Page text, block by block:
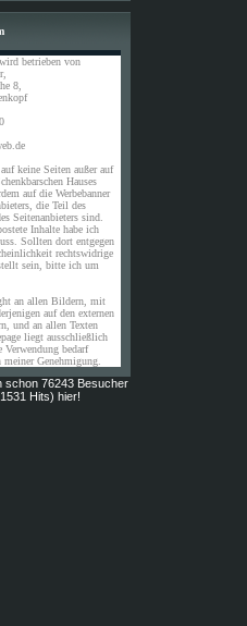
betrieben von
8,
keine Seiten außer auf
Hauses
auf die Werbebanner
die Teil des
Seitenanbieters sind.
Inhalte habe ich
Sollten dort entgegen
rechtswidrige
sein, bitte ich um
an allen Bildern, mit
auf den externen
und an allen Texten
liegt ausschließlich
Verwendung bedarf
meiner Genehmigung.
schon 76243 Besucher
Hits) hier!